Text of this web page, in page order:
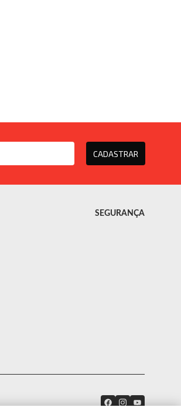
CADASTRAR
SEGURANÇA